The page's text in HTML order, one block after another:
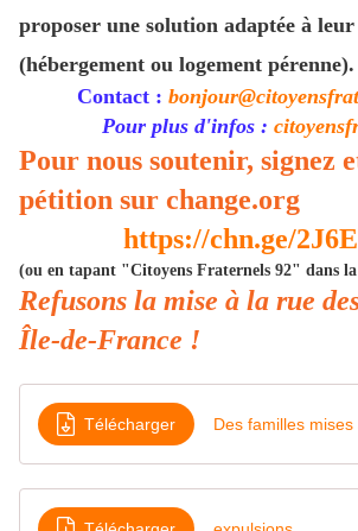
proposer une solution adaptée à
(hébergement ou logement pérenne).
Contact :
Pour plus d'infos :
Pour nous soutenir, signez
pétition sur change.org
https://chn.ge/
(ou en tapant "Citoyens Fraternels 92" dans
Refusons la mise à la rue
Île-de-France !
Télécharger